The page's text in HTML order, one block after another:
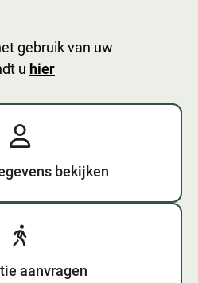
gebruik van uw
u hier
bekijken
aanvragen